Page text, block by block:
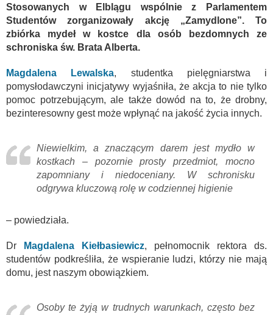
Stosowanych w Elblągu wspólnie z Parlamentem
Studentów zorganizowały akcję „Zamydlone”. To
zbiórka mydeł w kostce dla osób bezdomnych ze
schroniska św. Brata Alberta.
Magdalena Lewalska, studentka pielęgniarstwa i
pomysłodawczyni inicjatywy wyjaśniła, że akcja to nie tylko
pomoc potrzebującym, ale także dowód na to, że drobny,
bezinteresowny gest może wpłynąć na jakość życia innych.
Niewielkim, a znaczącym darem jest mydło w
kostkach – pozornie prosty przedmiot, mocno
zapomniany i niedoceniany. W schronisku
odgrywa kluczową rolę w codziennej higienie
– powiedziała.
Dr Magdalena Kiełbasiewicz, pełnomocnik rektora ds.
studentów podkreśliła, że wspieranie ludzi, którzy nie mają
domu, jest naszym obowiązkiem.
Osoby te żyją w trudnych warunkach, często bez